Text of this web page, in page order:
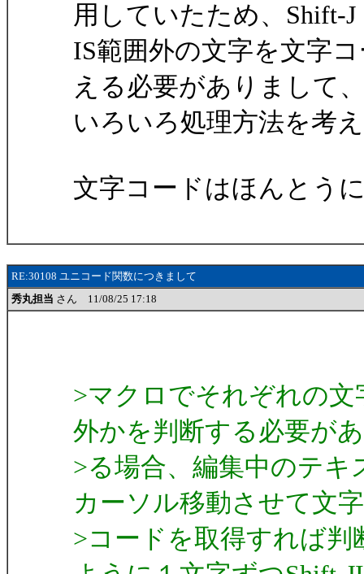
用していたため、Shift-J
IS範囲外の文字を文字
える必要がありまして
いろいろ処理方法を考
文字コードはほんとう
RE:30108 ユニコード関数につきまして
秀丸担当 さん 11/08/25 17:18
>マクロでそれぞれの文
外かを判断する必要があ
>る場合、編集中のテ
カーソル移動させて文字
>コードを取得すれば